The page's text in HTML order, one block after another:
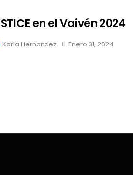
en el Vaivén 2024
Karla Hernandez Enero 31, 2024
Mérida